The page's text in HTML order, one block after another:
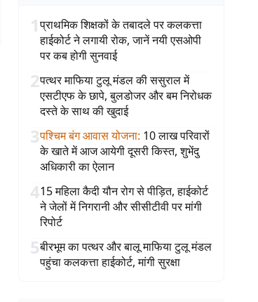
1प्राथमिक शिक्षकों के तबादले पर कलकत्ता
हाईकोर्ट ने लगायी रोक, जानें नयी एसओपी
पर कब होगी सुनवाई
2पत्थर माफिया टुलू मंडल की ससुराल में
एसटीएफ के छापे, बुलडोजर और बम निरोधक
दस्ते के साथ की खुदाई
3पश्चिम बंग आवास योजना: 10 लाख परिवारों
के खाते में आज आयेगी दूसरी किस्त, शुभेंदु
अधिकारी का ऐलान
415 महिला कैदी यौन रोग से पीड़ित, हाईकोर्ट
ने जेलों में निगरानी और सीसीटीवी पर मांगी
रिपोर्ट
5बीरभूम का पत्थर और बालू माफिया टुलू मंडल
पहुंचा कलकत्ता हाईकोर्ट, मांगी सुरक्षा